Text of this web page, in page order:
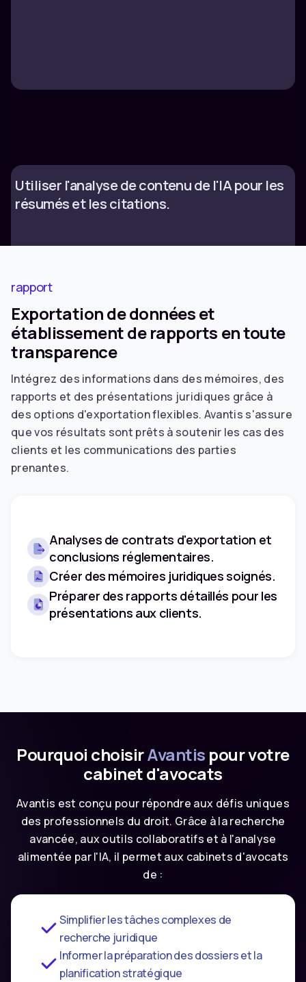
Utiliser l'analyse de contenu de l'IA pour les
résumés et les citations.
rapport
Exportation de données et
établissement de rapports en toute
transparence
Intégrez des informations dans des mémoires, des
rapports et des présentations juridiques grâce à
des options d'exportation flexibles. Avantis s'assure
que vos résultats sont prêts à soutenir les cas des
clients et les communications des parties
prenantes.
Analyses de contrats d'exportation et
conclusions réglementaires.
Créer des mémoires juridiques soignés.
Préparer des rapports détaillés pour les
présentations aux clients.
Pourquoi choisirAvantis pour votre
cabinet d'avocats
Avantis est conçu pour répondre aux défis uniques
des professionnels du droit. Grâce à la recherche
avancée, aux outils collaboratifs et à l'analyse
alimentée par l'IA, il permet aux cabinets d'avocats
de :
Simplifier les tâches complexes de
recherche juridique
Informer la préparation des dossiers et la
planification stratégique